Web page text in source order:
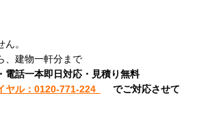
。
、建物一軒分まで
電話一本即日対応・見積り無料
ヤル：0120-771-224
でご対応させて